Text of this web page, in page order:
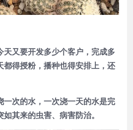
天又要开发多少个客户，完成多
都得授粉，播种也得安排上，还
一次的水，一次浇一天的水是完
其来的虫害、病害防治。